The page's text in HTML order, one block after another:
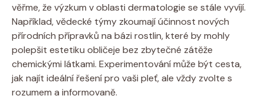
věřme, že výzkum v oblasti dermatologie se stále vyvíjí.
Například, vědecké týmy zkoumají účinnost nových
přírodních přípravků na bázi rostlin, které by mohly
polepšit estetiku obličeje bez zbytečné zátěže
chemickými látkami. Experimentování může být cesta,
jak najít ideální řešení pro vaši pleť, ale vždy zvolte s
rozumem a informovaně.